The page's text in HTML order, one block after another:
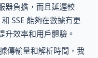
器負擔，而且延遲較
SSE 能夠在數據有更
升效率和用戶體驗。
傳輸量和解析時間，我